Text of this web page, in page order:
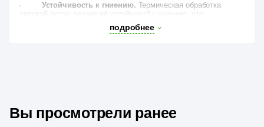
· Устойчивость к гниению. Термическая обработка
липовой доски делает её устойчивой к гниению, что
значительно увеличивает срок службы.
· Простота монтажа.
Скруглённый радиус и строганная со
подробнее
Вы просмотрели ранее